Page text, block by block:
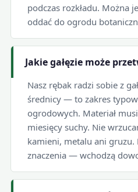
podczas rozkładu. Można
oddać do ogrodu
Jakie gałęzie może
Nasz rębak radzi sobie z
średnicy — to zakres
ogrodowych. Materiał
miesięcy suchy. Nie
kamieni, metalu ani gruzu.
znaczenia — wchodzą